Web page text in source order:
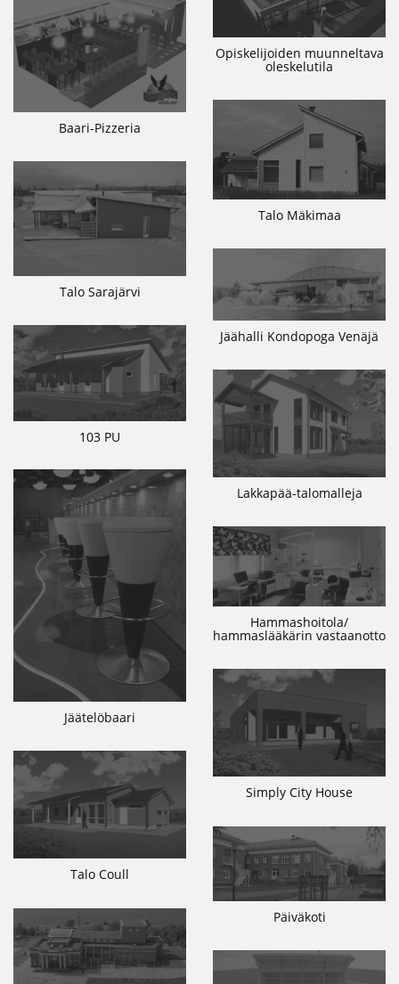
Opiskelijoiden muunneltava
oleskelutila
Baari-Pizzeria
Talo Mäkimaa
Talo Sarajärvi
Jäähalli Kondopoga Venäjä
103 PU
Lakkapää-talomalleja
Jäätelöbaari
Hammashoitola/
hammaslääkärin vastaanotto
Simply City House
Talo Coull
Päiväkoti